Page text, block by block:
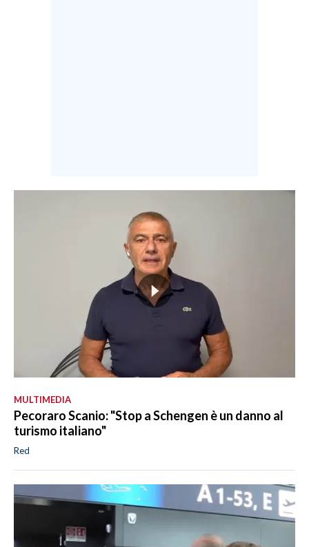
MULTIMEDIA
Pecoraro Scanio: "Stop a Schengen è un danno al
turismo italiano"
Red